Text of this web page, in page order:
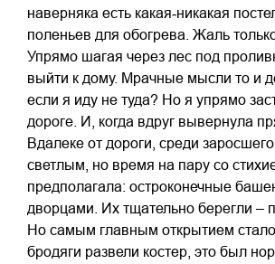
наверняка есть какая‑никакая
поленьев для обогрева. Жаль
Упрямо шагая через лес под
выйти к дому. Мрачные мысли то и
если я иду не туда? Но я упрямо
дороге. И, когда вдруг вывернула
Вдалеке от дороги, среди
светлым, но время на пару со
предполагала: остроконечные
дворцами. Их тщательно берегли –
Но самым главным открытием
бродяги развели костер, это был